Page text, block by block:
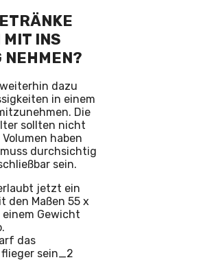
MIT INS
NEHMEN?
dazu
in einem
Die
sollten nicht
haben
durchsichtig
sein.
jetzt ein
den Maßen 55 x
Gewicht